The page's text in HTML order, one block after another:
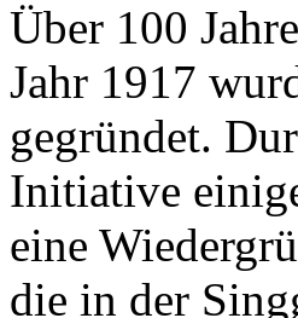
Über 100
Jahr 1917
gegründet.
Initiative
eine
die in der